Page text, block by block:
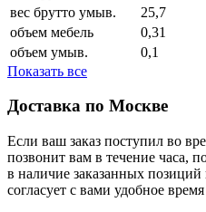
вес брутто умыв.
25,7
объем мебель
0,31
объем умыв.
0,1
Показать все
Доставка по Москве
Если ваш заказ поступил во
позвонит вам в течение часа,
в наличие заказанных позиций
согласует с вами удобное